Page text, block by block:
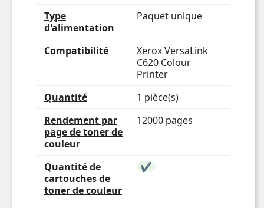
Type
d'alimentation
Paquet unique
Compatibilité
Xerox VersaLink
C620 Colour
Printer
Quantité
1 pièce(s)
Rendement par
page de toner de
couleur
12000 pages
Quantité de
cartouches de
toner de couleur
✔